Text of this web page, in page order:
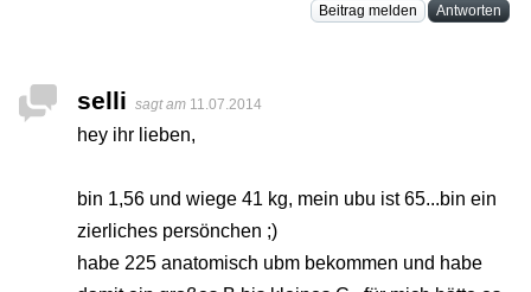
Beitrag melden Antworten
selli sagt am 11.07.2014
hey ihr lieben,
bin 1,56 und wiege 41 kg, mein ubu ist 65...bin ein
zierliches persönchen ;)
habe 225 anatomisch ubm bekommen und habe